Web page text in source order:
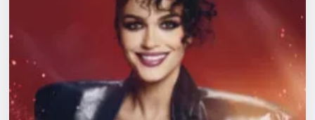
Города
Площадки